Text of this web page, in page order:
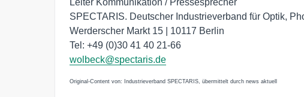
Leiter Kommunikation / Pressesprecher
SPECTARIS. Deutscher Industrieverband für Optik,
Werderscher Markt 15 | 10117 Berlin
Tel: +49 (0)30 41 40 21-66
wolbeck@spectaris.de
Original-Content von: Industrieverband SPECTARIS, übermittelt durch news aktuell